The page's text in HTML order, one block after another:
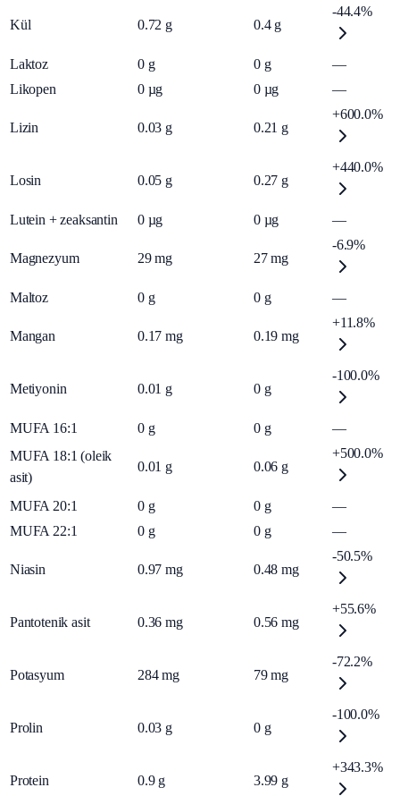
Kül 0.72 g 0.4 g
-44.4%
Laktoz 0 g 0 g
—
Likopen
0 µg 0 µg —
Lizin 0.03 g 0.21 g
+600.0%
Losin 0.05 g 0.27 g
+440.0%
Lutein + zeaksantin 0 µg 0 µg —
Magnezyum 29 mg 27 mg
-6.9%
Maltoz 0 g 0 g —
Mangan 0.17 mg 0.19 mg
+11.8%
Metiyonin 0.01 g 0 g
-100.0%
MUFA 16:1 0 g 0 g
—
MUFA 18:1 (oleik
asit)
0.01 g 0.06 g
+500.0%
MUFA 20:1 0 g 0 g
—
MUFA 22:1
0 g 0 g —
Niasin 0.97 mg 0.48 mg
-50.5%
Pantotenik asit 0.36 mg 0.56 mg
+55.6%
Potasyum 284 mg 79 mg
-72.2%
Prolin 0.03 g 0 g
-100.0%
Protein 0.9 g 3.99 g
+343.3%